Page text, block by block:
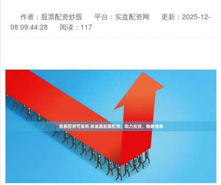
作者：股票配资炒股 平台：实盘配资网
更新：2025-12-
08 09:44:28
阅读：117